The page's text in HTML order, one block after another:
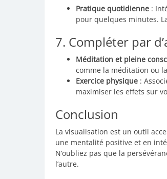
Pratique quotidienne :
pour quelques minutes.
7. Compléter par
Méditation et pleine
comme la méditation ou
Exercice physique :
maximiser les effets sur
Conclusion
La visualisation est un outil
une mentalité positive et en
N’oubliez pas que la
l’autre.